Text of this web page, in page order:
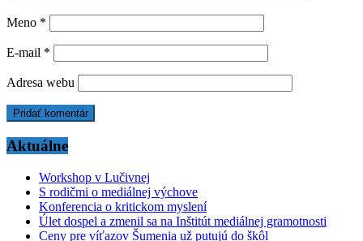
Meno *
E-mail *
Adresa webu
Aktuálne
Workshop v Lučivnej
S rodičmi o mediálnej výchove
Konferencia o kritickom myslení
Úlet dospel a zmenil sa na Inštitút mediálnej gramotnosti
Ceny pre víťazov Šumenia už putujú do škôl